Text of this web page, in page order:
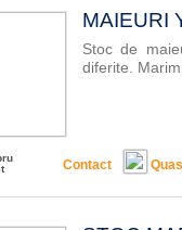
MAIEURI
Stoc de
diferite.
Contact